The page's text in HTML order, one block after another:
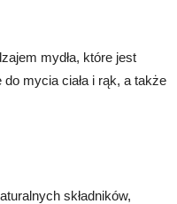
mydła, które jest
mycia ciała i rąk, a także
składników,